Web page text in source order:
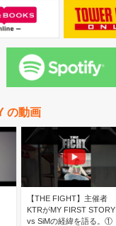
の動画
【THE FIGHT】主催者
KTRがMY FIRST STORY
vs SiMの経緯を語る。①